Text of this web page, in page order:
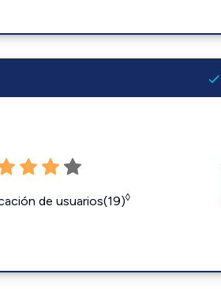
de usuarios(19)◊